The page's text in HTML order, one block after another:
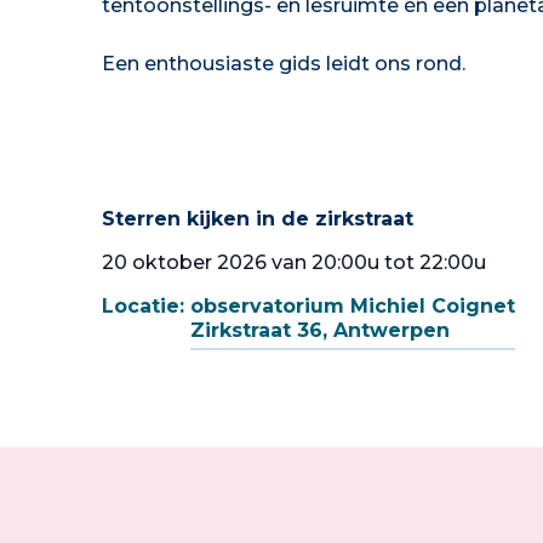
tentoonstellings- en lesruimte én een
Een enthousiaste gids leidt ons rond.
Sterren kijken in de zirkstraat
20 oktober 2026 van 20:00u tot 22:00u
Locatie: observatorium Michiel Coignet
Zirkstraat 36, Antwerpen